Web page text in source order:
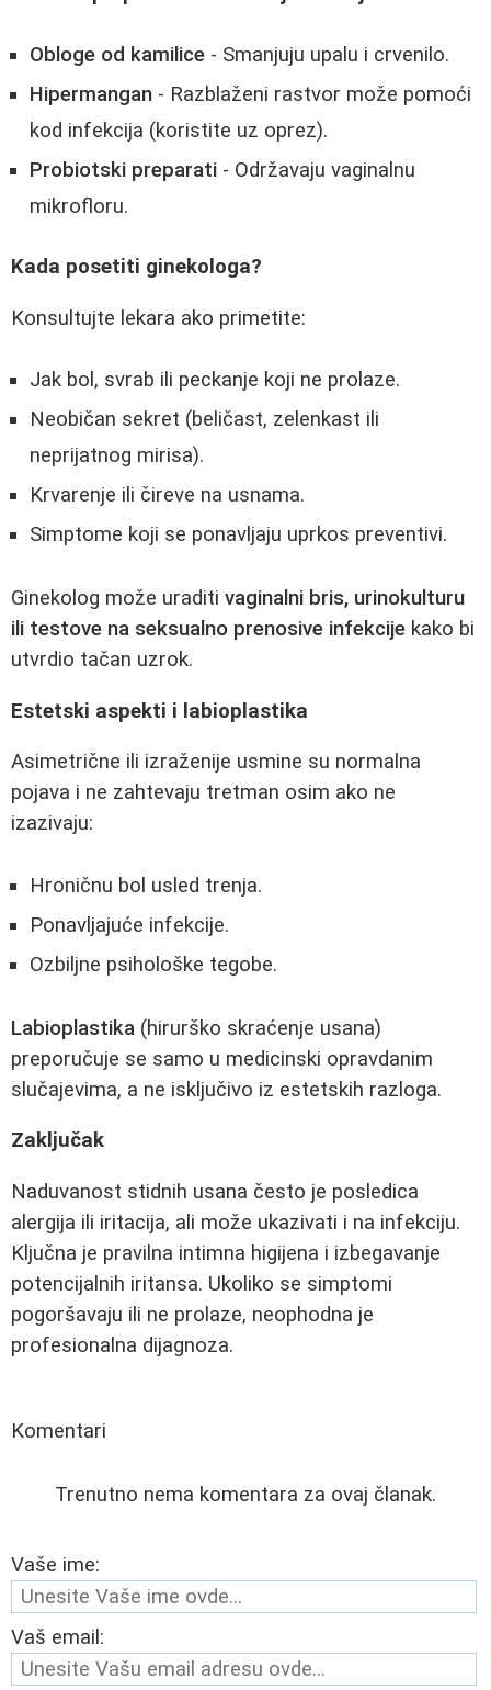
Obloge od kamilice - Smanjuju upalu i crvenilo.
Hipermangan - Razblaženi rastvor može pomoći
kod infekcija (koristite uz oprez).
Probiotski preparati - Održavaju vaginalnu
mikrofloru.
Kada posetiti ginekologa?
Konsultujte lekara ako primetite:
Jak bol, svrab ili peckanje koji ne prolaze.
Neobičan sekret (beličast, zelenkast ili
neprijatnog mirisa).
Krvarenje ili čireve na usnama.
Simptome koji se ponavljaju uprkos preventivi.
Ginekolog može uraditi vaginalni bris, urinokulturu
ili testove na seksualno prenosive infekcije kako bi
utvrdio tačan uzrok.
Estetski aspekti i labioplastika
Asimetrične ili izraženije usmine su normalna
pojava i ne zahtevaju tretman osim ako ne
izazivaju:
Hroničnu bol usled trenja.
Ponavljajuće infekcije.
Ozbiljne psihološke tegobe.
Labioplastika (hirurško skraćenje usana)
preporučuje se samo u medicinski opravdanim
slučajevima, a ne isključivo iz estetskih razloga.
Zaključak
Naduvanost stidnih usana često je posledica
alergija ili iritacija, ali može ukazivati i na infekciju.
Ključna je pravilna intimna higijena i izbegavanje
potencijalnih iritansa. Ukoliko se simptomi
pogoršavaju ili ne prolaze, neophodna je
profesionalna dijagnoza.
Komentari
Trenutno nema komentara za ovaj članak.
Vaše ime:
Vaš email: